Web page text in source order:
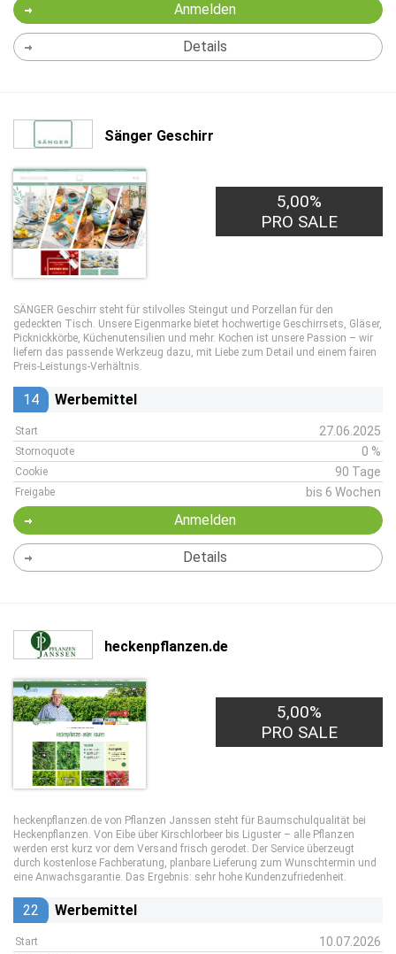
Anmelden
Details
Sänger Geschirr
5,00%
PRO SALE
SÄNGER Geschirr steht für stilvolles Steingut und Porzellan für den
gedeckten Tisch. Unsere Eigenmarke bietet hochwertige Geschirrsets, Gläser,
Picknickkörbe, Küchenutensilien und mehr. Kochen ist unsere Passion – wir
liefern das passende Werkzeug dazu, mit Liebe zum Detail und einem fairen
Preis-Leistungs-Verhältnis.
14 Werbemittel
Start 27.06.2025
Stornoquote 0 %
Cookie 90 Tage
Freigabe bis 6 Wochen
Anmelden
Details
heckenpflanzen.de
5,00%
PRO SALE
heckenpflanzen.de von Pflanzen Janssen steht für Baumschulqualität bei
Heckenpflanzen. Von Eibe über Kirschlorbeer bis Liguster – alle Pflanzen
werden erst kurz vor dem Versand frisch gerodet. Der Service überzeugt
durch kostenlose Fachberatung, planbare Lieferung zum Wunschtermin und
eine Anwachsgarantie. Das Ergebnis: sehr hohe Kundenzufriedenheit.
22 Werbemittel
Start 10.07.2026